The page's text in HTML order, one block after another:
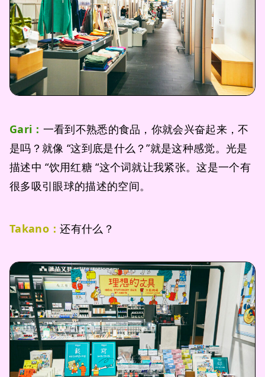
Gari： 一看到不熟悉的食品，你就会兴奋起来，不
是吗？就像 “这到底是什么？”就是这种感觉。光是
描述中 “饮用红糖 “这个词就让我紧张。这是一个有
很多吸引眼球的描述的空间。
Takano：还有什么？